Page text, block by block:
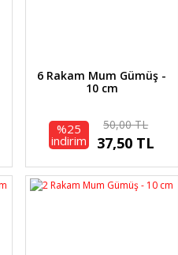
6 Rakam Mum Gümüş -
10 cm
%25
indirim
50,00 TL
37,50 TL